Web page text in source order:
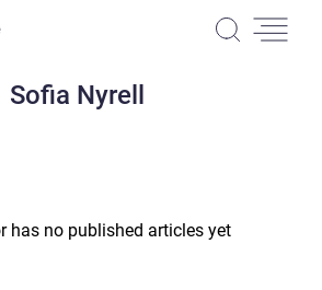
Sofia Nyrell
has no published articles yet